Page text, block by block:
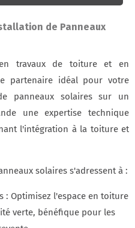
de Panneaux
travaux de toiture et en
partenaire idéal pour votre
panneaux solaires sur un
une expertise technique
l'intégration à la toiture et
solaires s'adressent à :
: Optimisez l'espace en toiture
verte, bénéfique pour les